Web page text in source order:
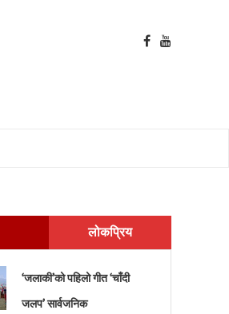
लोकप्रिय
‘जलाकी’को पहिलो गीत ‘चाँदी
जलप’ सार्वजनिक